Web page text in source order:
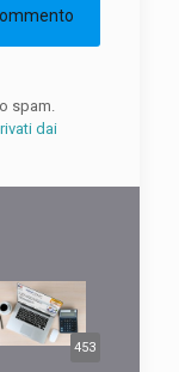
spam.
dai
453